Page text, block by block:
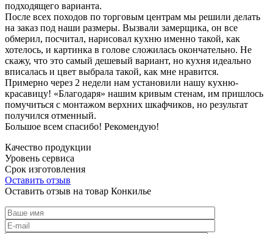
подходящего варианта.
После всех походов по торговым центрам мы решили делать
на заказ под наши размеры. Вызвали замерщика, он все
обмерил, посчитал, нарисовал кухню именно такой, как
хотелось, и картинка в голове сложилась окончательно. Не
скажу, что это самый дешевый вариант, но кухня идеально
вписалась и цвет выбрала такой, как мне нравится.
Примерно через 2 недели нам установили нашу кухню-
красавицу! «Благодаря» нашим кривым стенам, им пришлось
помучиться с монтажом верхних шкафчиков, но результат
получился отменный.
Большое всем спасибо! Рекомендую!
Качество продукции
Уровень сервиса
Срок изготовления
Оставить отзыв
Оставить отзыв на товар Конкилье